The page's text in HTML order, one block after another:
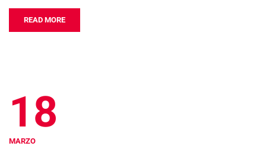
READ MORE
18
MARZO